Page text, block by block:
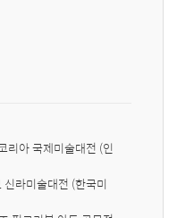
아 국제미술대전 (인
라미술대전 (한국미